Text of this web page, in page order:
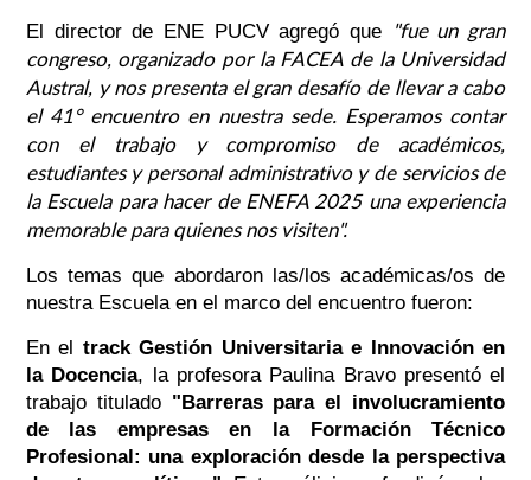
El director de ENE PUCV agregó que
"fue un gran
congreso, organizado por la FACEA de la Universidad
Austral, y nos presenta el gran desafío de llevar a cabo
el 41° encuentro en nuestra sede. Esperamos contar
con el trabajo y compromiso de académicos,
estudiantes y personal administrativo y de servicios de
la Escuela para hacer de ENEFA 2025 una experiencia
memorable para quienes nos visiten".
Los temas que abordaron las/los académicas/os de
nuestra Escuela en el marco del encuentro fueron:
En el track Gestión Universitaria e Innovación en
la Docencia, la profesora Paulina Bravo presentó el
trabajo titulado "Barreras para el involucramiento
de las empresas en la Formación Técnico
Profesional: una exploración desde la perspectiva